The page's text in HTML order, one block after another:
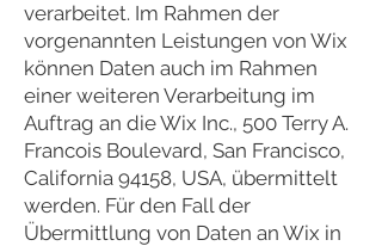
verarbeitet. Im Rahmen der
vorgenannten Leistungen von Wix
können Daten auch im Rahmen
einer weiteren Verarbeitung im
Auftrag an die Wix Inc., 500 Terry A.
Francois Boulevard, San Francisco,
California 94158, USA, übermittelt
werden. Für den Fall der
Übermittlung von Daten an Wix in